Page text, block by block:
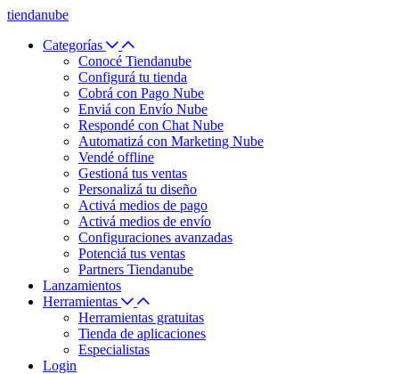
tiendanube
Categorías
Conocé Tiendanube
Configurá tu tienda
Cobrá con Pago Nube
Enviá con Envío Nube
Respondé con Chat Nube
Automatizá con Marketing Nube
Vendé offline
Gestioná tus ventas
Personalizá tu diseño
Activá medios de pago
Activá medios de envío
Configuraciones avanzadas
Potenciá tus ventas
Partners Tiendanube
Lanzamientos
Herramientas
Herramientas gratuitas
Tienda de aplicaciones
Especialistas
Login